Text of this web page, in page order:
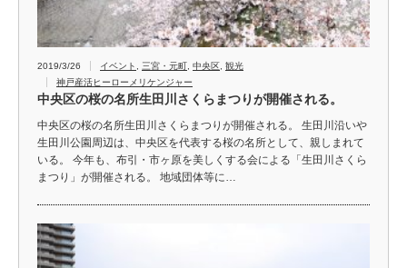
2019/3/26 イベント 三宮・元町 中央区 観光
神戸産活ヒーローメリケンジャー
中央区の桜の名所生田川さくらまつりが開催される。
中央区の桜の名所生田川さくらまつりが開催される。 生田川沿いや
生田川公園周辺は、中央区を代表する桜の名所として、親しまれて
いる。 今年も、布引・市ヶ原を美しくする会による「生田川さくら
まつり」が開催される。 地域団体等に…